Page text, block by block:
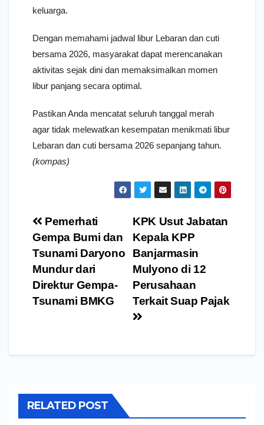
keluarga.
Dengan memahami jadwal libur Lebaran dan cuti
bersama 2026, masyarakat dapat merencanakan
aktivitas sejak dini dan memaksimalkan momen
libur panjang secara optimal.
Pastikan Anda mencatat seluruh tanggal merah
agar tidak melewatkan kesempatan menikmati libur
Lebaran dan cuti bersama 2026 sepanjang tahun.
(kompas)
Navigasi
pos
KPK Usut Jabatan
Kepala KPP
Banjarmasin
Mulyono di 12
Perusahaan
Terkait Suap Pajak
Pemerhati
Gempa Bumi dan
Tsunami Daryono
Mundur dari
Direktur Gempa-
Tsunami BMKG
RELATED POST